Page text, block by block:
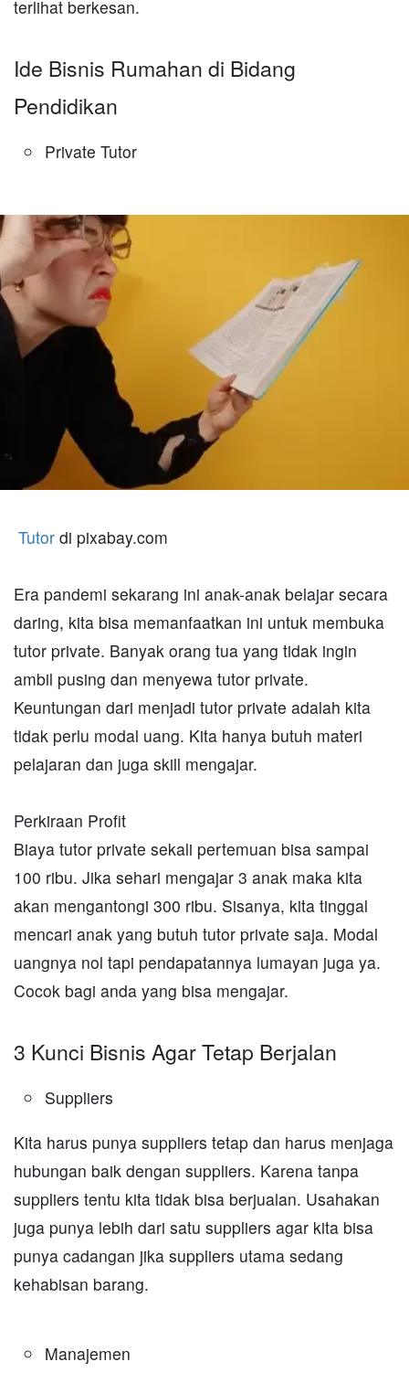
terlihat berkesan.
Ide Bisnis Rumahan di Bidang
Pendidikan
Private Tutor
Tutor di pixabay.com
Era pandemi sekarang ini anak-anak belajar secara
daring, kita bisa memanfaatkan ini untuk membuka
tutor private. Banyak orang tua yang tidak ingin
ambil pusing dan menyewa tutor private.
Keuntungan dari menjadi tutor private adalah kita
tidak perlu modal uang. Kita hanya butuh materi
pelajaran dan juga skill mengajar.
Perkiraan Profit
Biaya tutor private sekali pertemuan bisa sampai
100 ribu. Jika sehari mengajar 3 anak maka kita
akan mengantongi 300 ribu. Sisanya, kita tinggal
mencari anak yang butuh tutor private saja. Modal
uangnya nol tapi pendapatannya lumayan juga ya.
Cocok bagi anda yang bisa mengajar.
3 Kunci Bisnis Agar Tetap Berjalan
Suppliers
Kita harus punya suppliers tetap dan harus menjaga
hubungan baik dengan suppliers. Karena tanpa
suppliers tentu kita tidak bisa berjualan. Usahakan
juga punya lebih dari satu suppliers agar kita bisa
punya cadangan jika suppliers utama sedang
kehabisan barang.
Manajemen